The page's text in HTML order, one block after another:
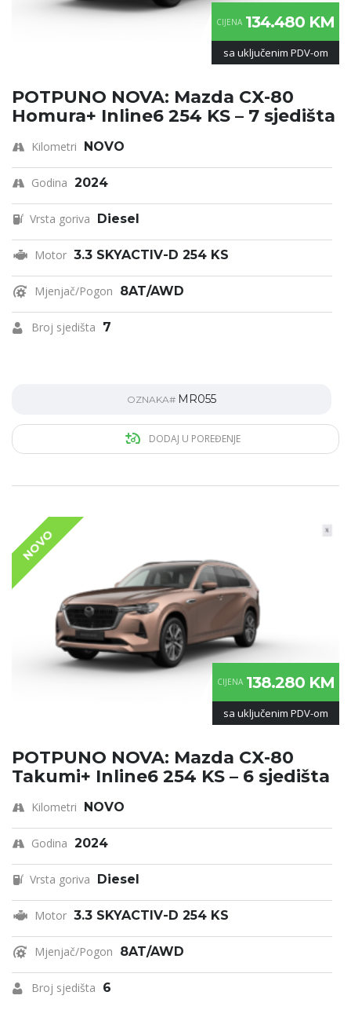
CIJENA 134.480 KM
sa uključenim PDV-om
POTPUNO NOVA: Mazda CX-80
Homura+ Inline6 254 KS – 7 sjedišta
Kilometri NOVO
Godina 2024
Vrsta goriva Diesel
Motor 3.3 SKYACTIV-D 254 KS
Mjenjač/Pogon 8AT/AWD
Broj sjedišta 7
OZNAKA# MR055
DODAJ U POREĐENJE
NOVO
CIJENA 138.280 KM
sa uključenim PDV-om
POTPUNO NOVA: Mazda CX-80
Takumi+ Inline6 254 KS – 6 sjedišta
Kilometri NOVO
Godina 2024
Vrsta goriva Diesel
Motor 3.3 SKYACTIV-D 254 KS
Mjenjač/Pogon 8AT/AWD
Broj sjedišta 6